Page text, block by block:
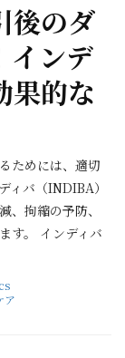
後のダ
インデ
果的な
ためには、適切
ィバ（INDIBA）
、拘縮の予防、
す。 インディバ
ア